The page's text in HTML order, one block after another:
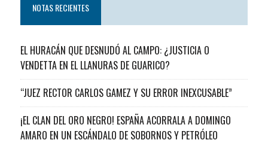
NOTAS RECIENTES
EL HURACÁN QUE DESNUDÓ AL CAMPO: ¿JUSTICIA O
VENDETTA EN EL LLANURAS DE GUARICO?
“JUEZ RECTOR CARLOS GAMEZ Y SU ERROR INEXCUSABLE”
¡EL CLAN DEL ORO NEGRO! ESPAÑA ACORRALA A DOMINGO
AMARO EN UN ESCÁNDALO DE SOBORNOS Y PETRÓLEO